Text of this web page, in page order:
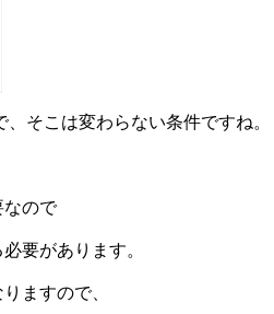
そこは変わらない条件ですね。
なので
要があります。
ますので、